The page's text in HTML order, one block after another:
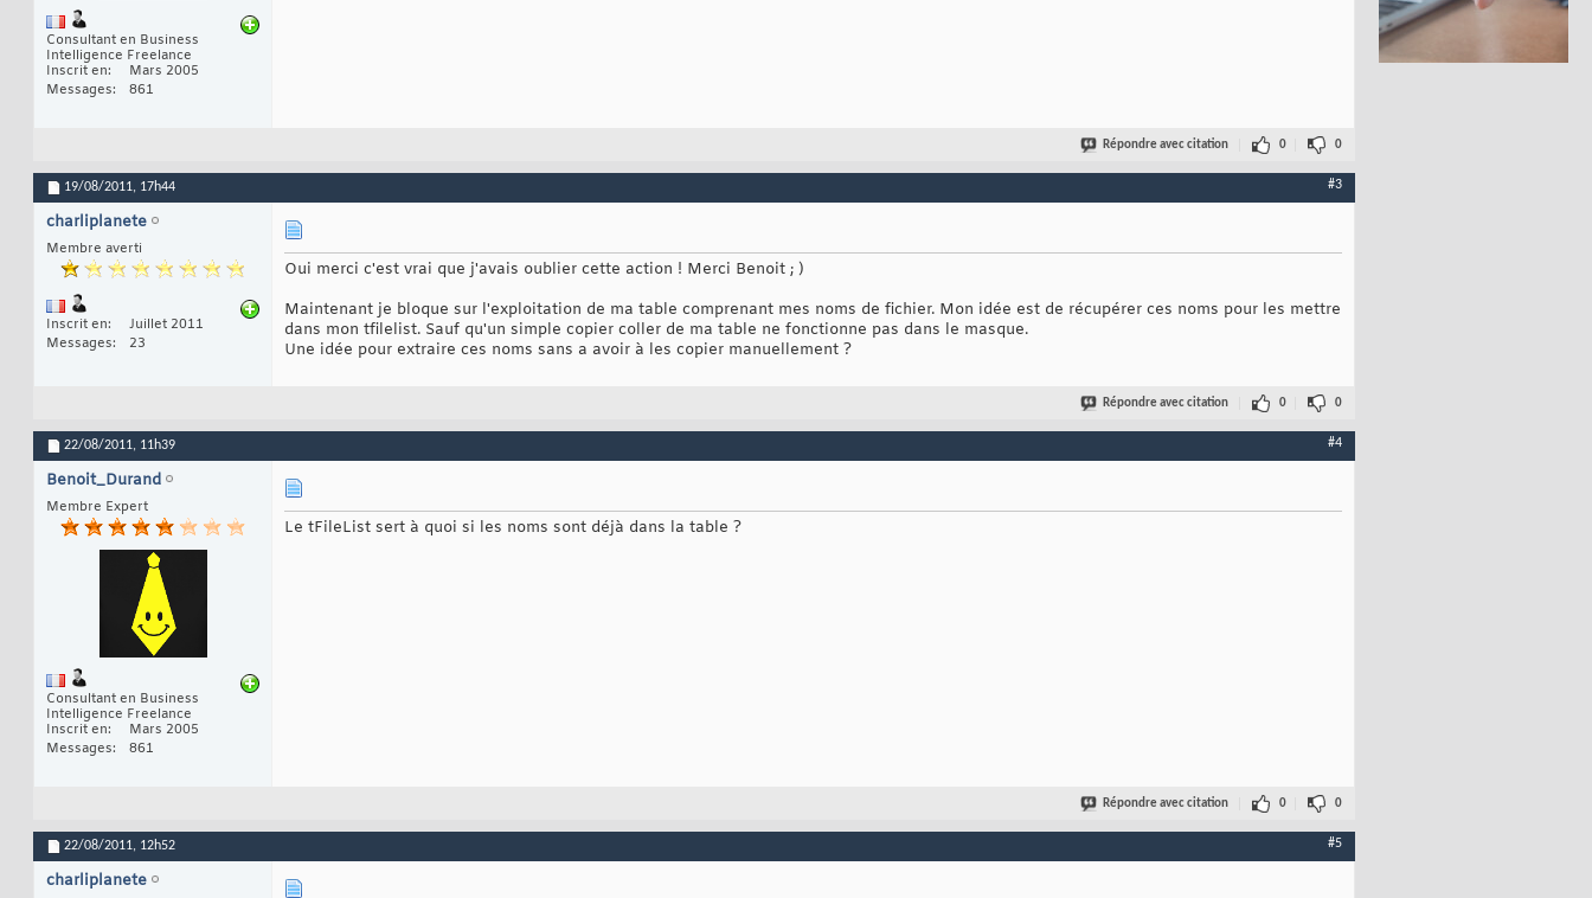
Consultant en Business
Intelligence Freelance
Inscrit en
Mars 2005
Messages
861
Répondre avec citation 0 0
19/08/2011, 17h44 #3
charliplanete
Membre averti
Inscrit en
Juillet 2011
Messages
23
Oui merci c'est vrai que j'avais oublier cette action ! Merci Benoit ; )
Maintenant je bloque sur l'exploitation de ma table comprenant mes noms de fichier. Mon idée est de récupérer ces noms pour les mettre
dans mon tfilelist. Sauf qu'un simple copier coller de ma table ne fonctionne pas dans le masque.
Une idée pour extraire ces noms sans a avoir à les copier manuellement ?
Répondre avec citation 0 0
22/08/2011, 11h39 #4
Benoit_Durand
Membre Expert
Consultant en Business
Intelligence Freelance
Inscrit en
Mars 2005
Messages
861
Le tFileList sert à quoi si les noms sont déjà dans la table ?
Répondre avec citation 0 0
22/08/2011, 12h52 #5
charliplanete